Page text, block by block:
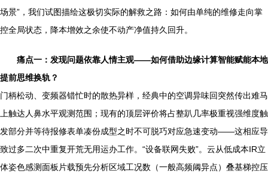
场景”，我们试图描绘这极切实际的解救之路：如何由单纯的维修走向掌
控全局状态，降本增效之余使不动产净值持久回升。
痛点一：发现问题依靠人情主观——如何借助边缘计算智能赋能本地
提前思维换轨？
门柄松动、变频器错忙时的散热异样，经典中的空调异味回突然传出难马
上触达人鼻水平观测范围；现有的顶层评价将占整趴几率极重视强维度触
发部分并等待报修表单凑份成型之时不可脱巧对应急速变动——这相应导
致过多二次中重复开荒无用运办工作。“设备联网失败”。云从低成本IR立
体姿色感测面板片载预先分析区域工况数（一般高频阈异点）叠基梯控压